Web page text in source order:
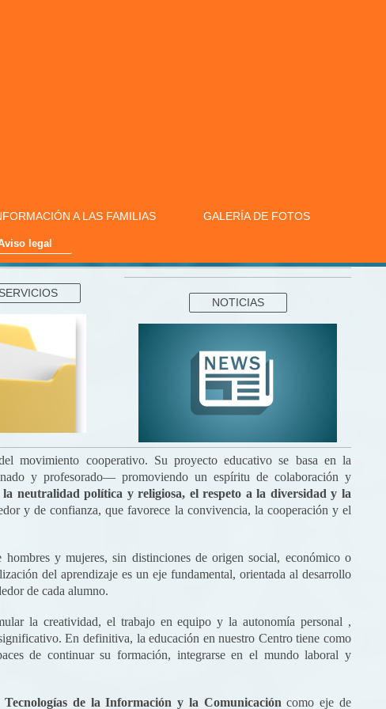
A LAS FAMILIAS GALERÍA DE FOTOS
legal
NOTICIAS
movimiento cooperativo. Su proyecto educativo se basa en la
y profesorado— promoviendo un espíritu de colaboración y
la neutralidad política y religiosa, el respeto a la diversidad y la
y de confianza, que favorece la convivencia, la cooperación y el
hombres y mujeres, sin distinciones de origen social, económico o
del aprendizaje es un eje fundamental, orientada al desarrollo
de cada alumno.
la creatividad, el trabajo en equipo y la autonomía personal ,
En definitiva, la educación en nuestro Centro tiene como
de continuar su formación, integrarse en el mundo laboral y
Tecnologías de la Información y la Comunicación como eje de